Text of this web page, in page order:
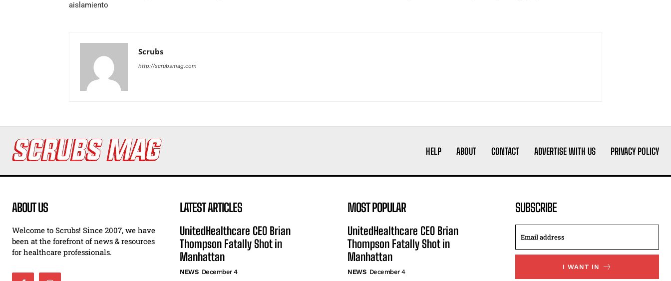
aislamiento
Scrubs
http://scrubsmag.com
HELP ABOUT CONTACT ADVERTISE WITH US PRIVACY POLICY
ABOUT US
Welcome to Scrubs! Since 2007, we have
been at the forefront of news & resources
for healthcare professionals.
LATEST ARTICLES
UnitedHealthcare CEO Brian
Thompson Fatally Shot in
Manhattan
NEWS December 4
MOST POPULAR
UnitedHealthcare CEO Brian
Thompson Fatally Shot in
Manhattan
NEWS December 4
SUBSCRIBE
I WANT IN